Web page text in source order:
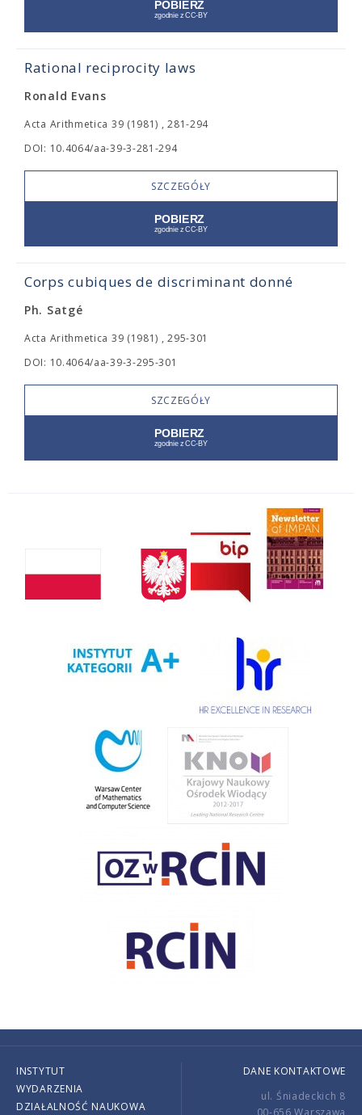
Rational reciprocity laws
Ronald Evans
Acta Arithmetica 39 (1981) , 281-294
DOI: 10.4064/aa-39-3-281-294
SZCZEGÓŁY
Corps cubiques de discriminant donné
Ph. Satgé
Acta Arithmetica 39 (1981) , 295-301
DOI: 10.4064/aa-39-3-295-301
SZCZEGÓŁY
INSTYTUT
WYDARZENIA
DZIAŁALNOŚĆ NAUKOWA
DANE KONTAKTOWE
ul. Śniadeckich 8
00-656 Warszawa